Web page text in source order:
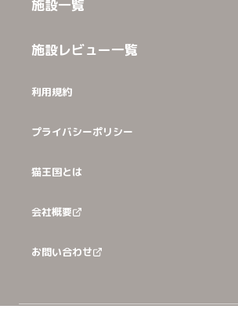
施設一覧
施設レビュー一覧
利用規約
プライバシーポリシー
猫王国とは
会社概要
お問い合わせ